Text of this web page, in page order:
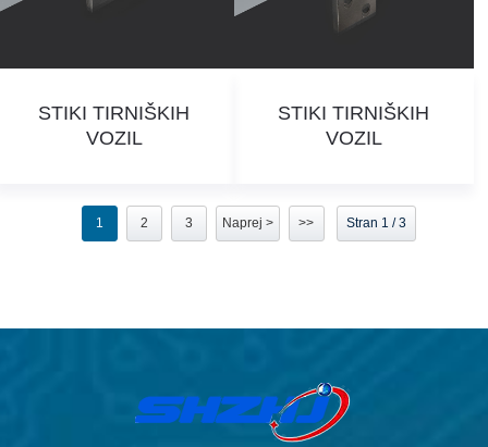
STIKI TIRNIŠKIH
VOZIL
STIKI TIRNIŠKIH
VOZIL
1 2 3 Naprej > >> Stran 1 / 3